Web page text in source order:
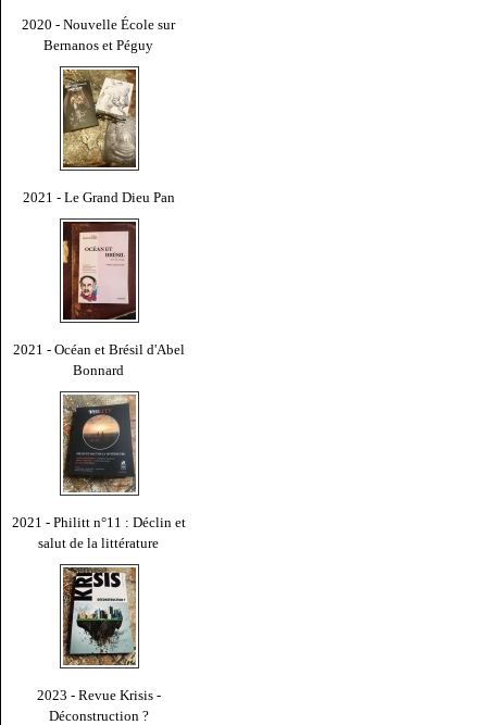
2020 - Nouvelle École sur
Bernanos et Péguy
2021 - Le Grand Dieu Pan
2021 - Océan et Brésil d'Abel
Bonnard
2021 - Philitt n°11 : Déclin et
salut de la littérature
2023 - Revue Krisis -
Déconstruction ?